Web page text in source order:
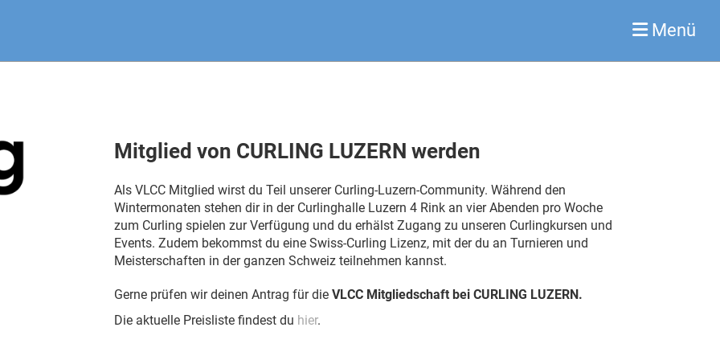
Menü
Mitglied von CURLING LUZERN werden
Als VLCC Mitglied wirst du Teil unserer Curling-Luzern-Community. Während den
Wintermonaten stehen dir in der Curlinghalle Luzern 4 Rink an vier Abenden pro Woche
zum Curling spielen zur Verfügung und du erhälst Zugang zu unseren Curlingkursen und
Events. Zudem bekommst du eine Swiss-Curling Lizenz, mit der du an Turnieren und
Meisterschaften in der ganzen Schweiz teilnehmen kannst.
Gerne prüfen wir deinen Antrag für dieVLCC Mitgliedschaft bei CURLING LUZERN.
Die aktuelle Preisliste findest du hier.